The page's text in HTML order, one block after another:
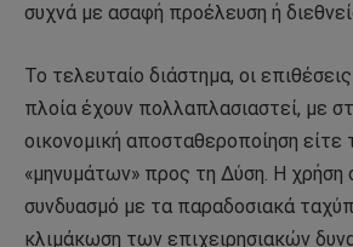
συχνά με ασαφή προέλευση ή
Το τελευταίο διάστημα, οι
πλοία έχουν πολλαπλασιαστεί, με
οικονομική αποσταθεροποίηση είτε
«μηνυμάτων» προς τη Δύση. Η χρήση
συνδυασμό με τα παραδοσιακά
κλιμάκωση των επιχειρησιακών